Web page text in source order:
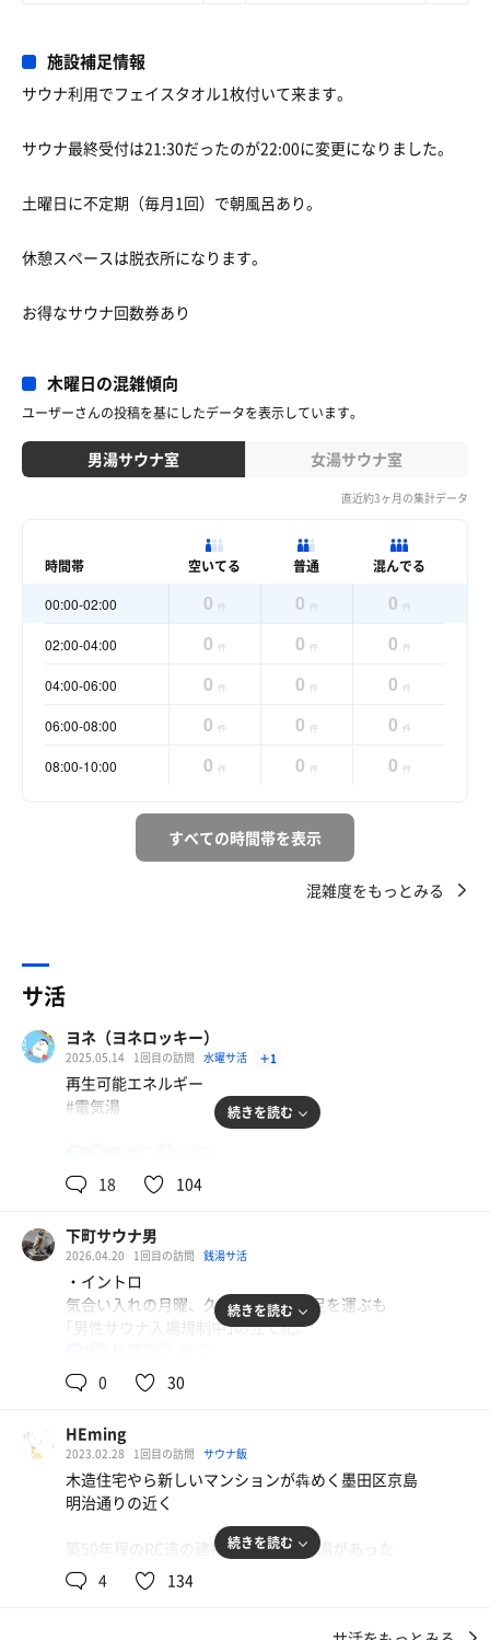
施設補足情報
サウナ利用でフェイスタオル1枚付いて来ます。
サウナ最終受付は21:30だったのが22:00に変更になりました。
土曜日に不定期（毎月1回）で朝風呂あり。
休憩スペースは脱衣所になります。
お得なサウナ回数券あり
木曜日の混雑傾向
ユーザーさんの投稿を基にしたデータを表示しています。
男湯サウナ室 女湯サウナ室
直近約3ヶ月の集計データ
時間帯 空いてる 普通 混んでる
00:00-02:00 0 件 0 件 0 件
02:00-04:00 0 件 0 件 0 件
04:00-06:00 0 件 0 件 0 件
06:00-08:00 0 件 0 件 0 件
08:00-10:00 0 件 0 件 0 件
すべての時間帯を表示
混雑度をもっとみる
サ活
ヨネ（ヨネロッキー）
2025.05.14 1回目の訪問 水曜サ活 ＋1
再生可能エネルギー
#電気湯
#銭湯山車
#電気？
💡情報戦
先日の神田祭で取りこぼした銭湯山車の風呂コレカード販
売（売り切れ御免）という情報をキャッチして伺う。本日
は17時頃既に入電（気湯）したサ友メイトさんAの情報
電気湯さんに到着する直前に、妄想女王のサ友メイトさん
が入電したことを知る。私が入電した時にはその姿、気配
は見事に消されていた。下駄箱には電気湯さんのトレード
マークの電気のマークに再生可能エネルギーの文言。
💡姉キュート
受付で太陽電池等を利用しているのですか？とキュートな
メガネのお姉さんに聞くとガスのあの、あれを利用してい
ですか？と聞いたら、そんな感じです。とニコッと微笑ん
続きを読む
18 104
下町サウナ男
2026.04.20 1回目の訪問 銭湯サ活
・イントロ
気合い入れの月曜、久々に黄金湯へ足を運ぶも
｢男性サウナ入場規制中｣の立て札。
系列店のさくら湯へ足を運ぶも。
静まり返った夜道、ぐおおおお～と咆哮。
残る選択肢は一つ、曳舟・電気湯へ。
錦糸町から曳舟まで歩いた。
残念ながら脳疲労、ベストなコンディションでは無い。
お姉さんが温かくお出迎え、サウナ+タオルを注文した
続きを読む
0 30
HEming
2023.02.28 1回目の訪問 サウナ飯
木造住宅やら新しいマンションが犇めく墨田区京島
明治通りの近く
築50年程のRC造の建物の一階に電気湯があった
近くの施設で機器の修繕を終えた僕はどうしても銭湯に行
くムキー!ってなったのだ
続きを読む
4 134